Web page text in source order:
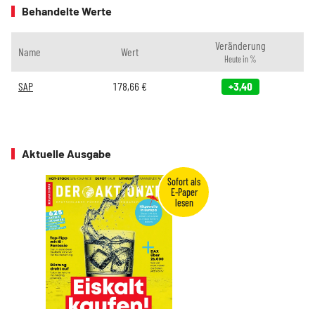
Behandelte Werte
Name Wert Veränderung
Heute in %
SAP 178,66 € +3,40
Aktuelle Ausgabe